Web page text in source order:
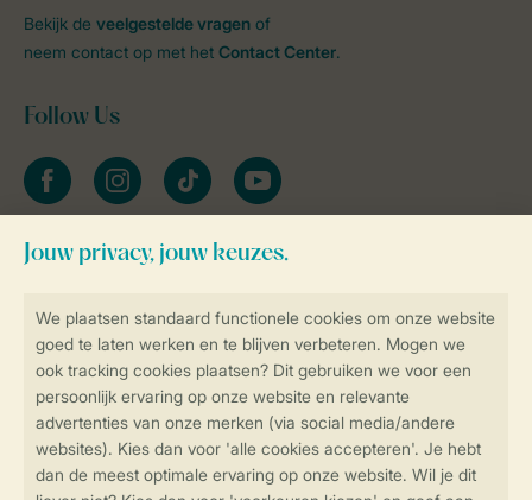
Veilig en snel online boeken
Veilige gegevensoverdracht
Veilige betaling
Bekijk de veelgestelde vragen of
neem contact op met het Contact Center.
Follow Us
facebookinstagramtiktok youtube
Blijf op de hoogte